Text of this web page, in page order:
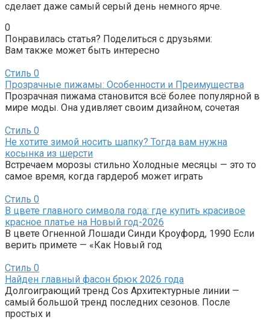
сделает даже самый серый день немного ярче.
0
Понравилась статья? Поделиться с друзьями:
Вам также может быть интересно
Стиль 0
Прозрачные пижамы: Особенности и Преимущества
Прозрачная пижама становится всё более популярной в
мире моды. Она удивляет своим дизайном, сочетая
Стиль 0
Не хотите зимой носить шапку? Тогда вам нужна
косынка из шерсти
Встречаем морозы стильно Холодные месяцы — это то
самое время, когда гардероб может играть
Стиль 0
В цвете главного символа года: где купить красивое
красное платье на Новый год-2026
В цвете Огненной Лошади Синди Кроуфорд, 1990 Если
верить примете — «Как Новый год
Стиль 0
Найден главный фасон брюк 2026 года
Долгоиграющий тренд Cos Архитектурные линии —
самый большой тренд последних сезонов. После
простых и